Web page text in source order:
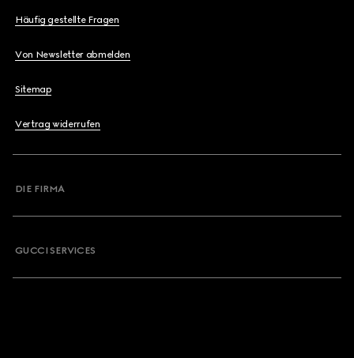
Häufig gestellte Fragen
Von Newsletter abmelden
Sitemap
Vertrag widerrufen
DIE FIRMA
GUCCI SERVICES